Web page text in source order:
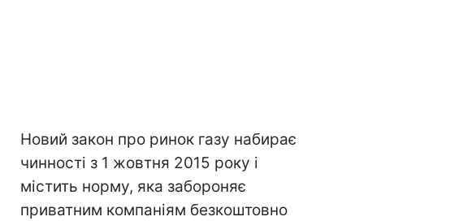
Новий закон про ринок газу набирає
чинності з 1 жовтня 2015 року і
містить норму, яка забороняє
приватним компаніям безкоштовно